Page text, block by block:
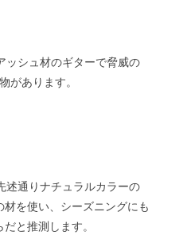
ッシュ材のギターで脅威の
があります。
述通りナチュラルカラーの
を使い、シーズニングにも
と推測します。